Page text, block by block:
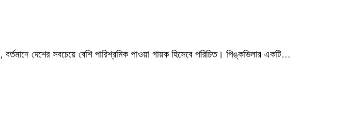
দেশের সবচেয়ে বেশি পারিশ্রমিক পাওয়া গায়ক হিসেবে পরিচিত। পিঙ্কভিলার একটি…